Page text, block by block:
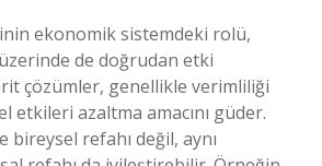
ekonomik sistemdeki rolü,
de doğrudan etki
çözümler, genellikle verimliliği
etkileri azaltma amacını güder.
bireysel refahı değil, aynı